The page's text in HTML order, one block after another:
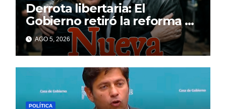
Derrota libertaria: El
Gobierno retiró la reforma a
la Ley de Tierras en el
Senado
AGO 5, 2026
POLÍTICA